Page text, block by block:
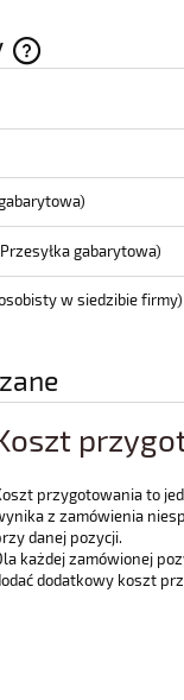
Cena nie zawiera
płatności
gabarytowa)
w siedzibie firmy)
przygotowania to
z zamówienia
danej pozycji.
każdej zamówionej
dodatkowy koszt